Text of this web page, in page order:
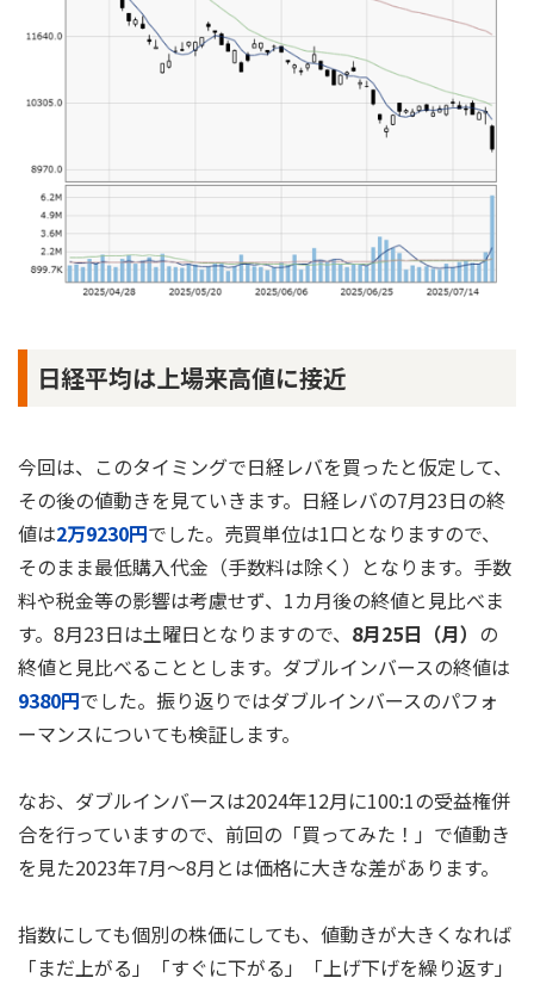
日経平均は上場来高値に接近
今回は、このタイミングで日経レバを買ったと仮定して、
その後の値動きを見ていきます。日経レバの7月23日の終
値は2万9230円でした。売買単位は1口となりますので、
そのまま最低購入代金（手数料は除く）となります。手数
料や税金等の影響は考慮せず、1カ月後の終値と見比べま
す。8月23日は土曜日となりますので、 8月25日（月） の
終値と見比べることとします。ダブルインバースの終値は
9380円でした。振り返りではダブルインバースのパフォ
ーマンスについても検証します。
なお、ダブルインバースは2024年12月に100:1の受益権併
合を行っていますので、前回の「買ってみた！」で値動き
を見た2023年7月～8月とは価格に大きな差があります。
指数にしても個別の株価にしても、値動きが大きくなれば
「まだ上がる」「すぐに下がる」「上げ下げを繰り返す」